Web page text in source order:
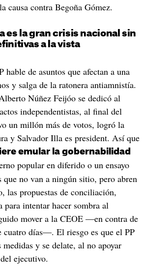
causa contra Begoña Gómez.
es la gran crisis nacional sin
a la vista
hable de asuntos que afectan a una
y salga de la ratonera antiamnistía.
Núñez Feijóo se dedicó al
independentistas, al final del
un millón más de votos, logró la
y Salvador Illa es president. Así que
emular la gobernabilidad
popular en diferido o un ensayo
que no van a ningún sitio, pero abren
las propuestas de conciliación,
intentar hacer sombra al
mover a la CEOE —en contra de
cuatro días—. El riesgo es que el PP
medidas y se delate, al no apoyar
ejecutivo.